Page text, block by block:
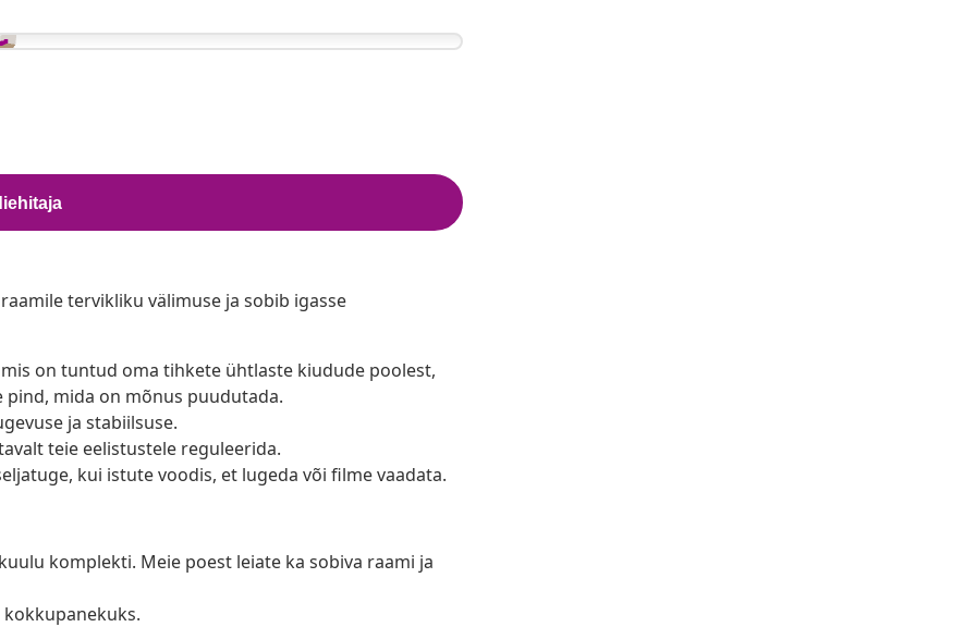
tervikliku välimuse ja sobib igasse
on tuntud oma tihkete ühtlaste kiudude poolest,
pind, mida on mõnus puudutada.
ja stabiilsuse.
teie eelistustele reguleerida.
kui istute voodis, et lugeda või filme vaadata.
komplekti. Meie poest leiate ka sobiva raami ja